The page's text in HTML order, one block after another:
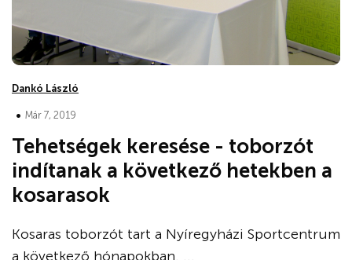
Dankó László
• Már 7, 2019
Tehetségek keresése - toborzót
indítanak a következő hetekben a
kosarasok
Kosaras toborzót tart a Nyíregyházi Sportcentrum
a következő hónapokban. ...